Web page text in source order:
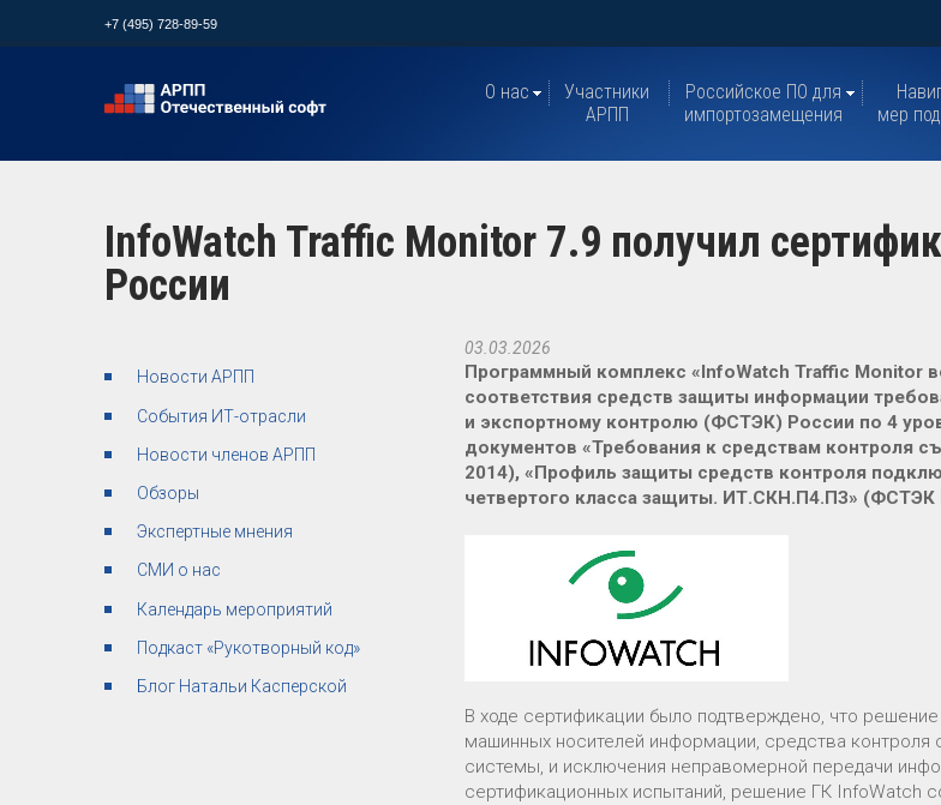
+7 (495) 728-89-59
О нас
Участники
АРПП
Российское ПО для
импортозамещения
мер
InfoWatch Traffic Monitor 7.9 получил
России
Новости АРПП
События ИТ-отрасли
Новости членов АРПП
Обзоры
Экспертные мнения
СМИ о нас
Календарь мероприятий
Подкаст «Рукотворный код»
Блог Натальи Касперской
03.03.2026
Программный комплекс «InfoWatch Traffic Monitor
соответствия средств защиты информации
и экспортному контролю (ФСТЭК) России по 4
документов «Требования к средствам контроля
2014), «Профиль защиты средств контроля
четвертого класса защиты. ИТ.СКН.П4.ПЗ» (ФСТЭК
В ходе сертификации было подтверждено, что
машинных носителей информации, средства
системы, и исключения неправомерной передачи
сертификационных испытаний, решение ГК InfoWatch